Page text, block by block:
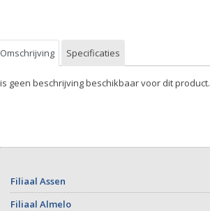
Omschrijving Specificaties
geen beschrijving beschikbaar voor dit product.
Filiaal Assen
Filiaal Almelo